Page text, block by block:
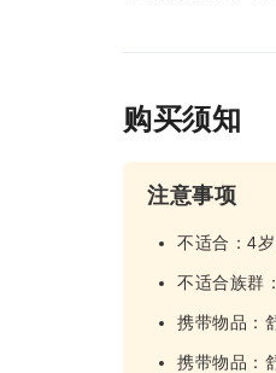
购买须知
注意事项
不适合：4
不适合族群
携带物品：
携带物品：